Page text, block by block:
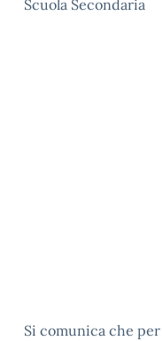
Scuola Secondaria
Si comunica che per